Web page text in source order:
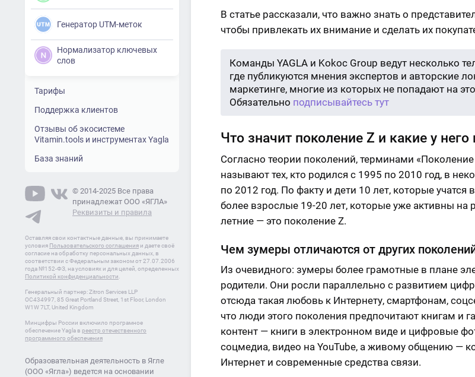
В статье рассказали, что важно знать о
чтобы привлекать их внимание и сделать их
Команды YAGLA и Kokoc Group ведут несколько
где публикуются мнения экспертов и авторские
маркетинге, многие из которых не попадают на
Обязательно подписывайтесь тут
Что значит поколение Z и какие у него
Согласно теории поколений, терминами
называют тех, кто родился с 1995 по 2010 год, в
по 2012 год. По факту и дети 10 лет, которые учатся
более взрослые 19-20 лет, которые уже активны на
летние — это поколение Z.
Чем зумеры отличаются от других
Из очевидного: зумеры более грамотные в плане
родители. Они росли параллельно с развитием
отсюда такая любовь к Интернету, смартфонам,
что люди этого поколения предпочитают книгам и
контент — книги в электронном виде и цифровые
соцмедиа, видео на YouTube, а живому общению —
Интернет и современные средства связи.
Генератор UTM-меток
Нормализатор ключевых
слов
Тарифы
Поддержка клиентов
Отзывы об экосистеме
Vitamin.tools и инструментах Yagla
База знаний
© 2014-2025 Все права
принадлежат ООО «ЯГЛА»
Реквизиты и правила
Оставляя свои контактные данные, вы принимаете
условия Пользовательского соглашения и даете своё
согласие на обработку персональных данных, в
соответствии с Федеральным законом от 27.07.2006
года №152-ФЗ, на условиях и для целей, определенных
Политикой конфиденциальности
Генеральный партнер: Zitron Services LLP
OC434997, 85 Great Portland Street, 1st Floor, London
W1W 7LT, United Kingdom
Минцифры России включило програмное
обеспечение Yagla в реестр отечественного
программного обеспечения
Образовательная деятельность в Ягле
(ООО «Ягла») ведется на основании